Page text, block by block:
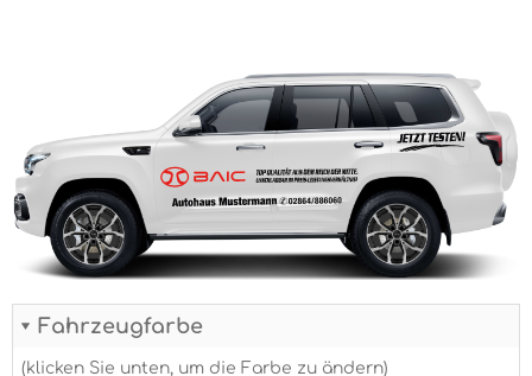
Fahrzeugfarbe
(klicken Sie unten, um die Farbe zu ändern)